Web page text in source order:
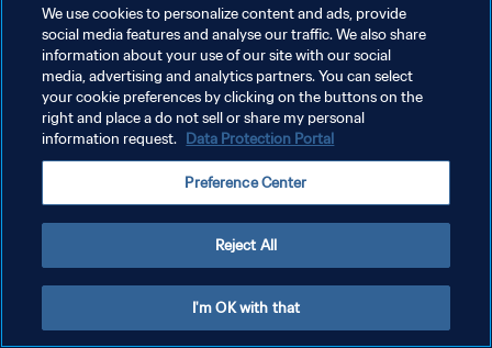
개인정보 보호정책
서비스 약관
쿠키 기본 설정 관리
We use cookies to personalize content and ads, provide
social media features and analyse our traffic. We also share
information about your use of our site with our social
media, advertising and analytics partners. You can select
your cookie preferences by clicking on the buttons on the
right and place a do not sell or share my personal
information request. Data Protection Portal
Preference Center
Reject All
I'm OK with that